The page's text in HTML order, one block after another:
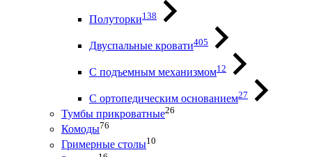
Полуторки138
Двуспальные кровати405
С подъемным механизмом12
С ортопедическим основанием27
Тумбы прикроватные26
Комоды76
Гримерные столы10